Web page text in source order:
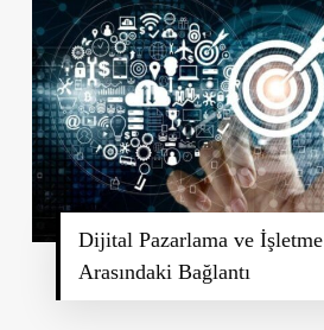
Dijital Pazarlama ve
Arasındaki Bağlantı